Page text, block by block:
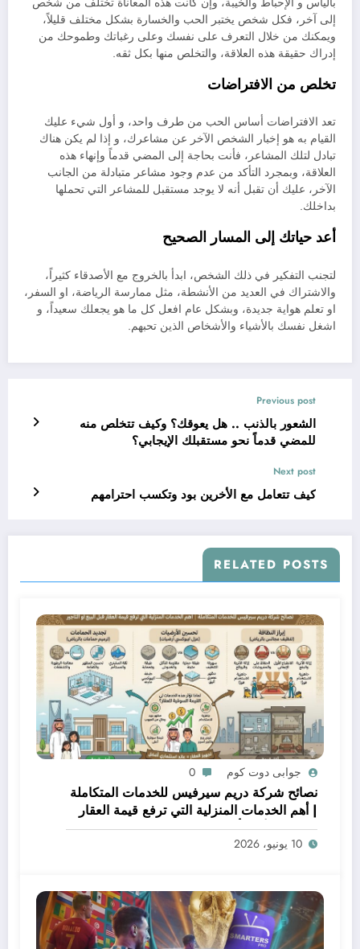
إلى آخر، فكل شخص يختبر الحب والخسارة بشكل مختلف قليلاً،
ويمكنك من خلال التعرف على نفسك وعلى رغباتك وطموحك من
إدراك حقيقة هذه العلاقة، والتخلص منها بكل ثقه.
تخلص من الافتراضات
تعد الافتراضات أساس الحب من طرف واحد، و أول شيء عليك
القيام به هو إخبار الشخص الآخر عن مشاعرك، و إذا لم يكن هناك
تبادل لتلك المشاعر، فأنت بحاجة إلى المضي قدماً وإنهاء هذه
العلاقة، وبمجرد التأكد من عدم وجود مشاعر متبادلة من الجانب
الآخر، عليك أن تقبل أنه لا يوجد مستقبل للمشاعر التي تحملها
بداخلك.
أعد حياتك إلى المسار الصحيح
لتجنب التفكير في ذلك الشخص، ابدأ بالخروج مع الأصدقاء كثيراً،
والاشتراك في العديد من الأنشطة، مثل ممارسة الرياضة، او السفر،
او تعلم هواية جديدة، وبشكل عام افعل كل ما هو يجعلك سعيداً، و
اشغل نفسك بالأشياء والأشخاص الذين تحبهم.
Previous post
الشعور بالذنب .. هل يعوقك؟ وكيف تتخلص منه
للمضي قدماً نحو مستقبلك الإيجابي؟
Next post
كيف تتعامل مع الأخرين بود وتكسب احترامهم
RELATED POSTS
جوابى دوت كوم 0
نصائح شركة دريم سيرفيس للخدمات المتكاملة
| أهم الخدمات المنزلية التي ترفع قيمة العقار
قبل البيع أو التأجير
10 يونيو، 2026